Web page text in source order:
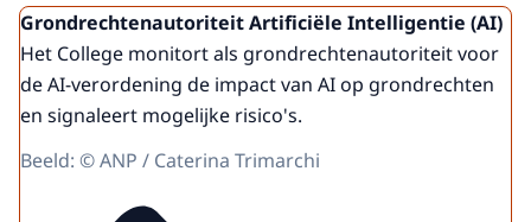
Grondrechtenautoriteit Artificiële Intelligentie (AI)
Het College monitort als grondrechtenautoriteit voor
de AI-verordening de impact van AI op grondrechten
en signaleert mogelijke risico's.
Beeld: © ANP / Caterina Trimarchi